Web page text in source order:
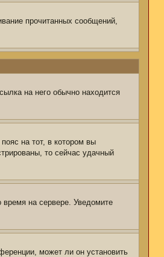
прочитанных сообщений,
на него обычно находится
на тот, в котором вы
то сейчас удачный
время на сервере. Уведомите
может ли он установить